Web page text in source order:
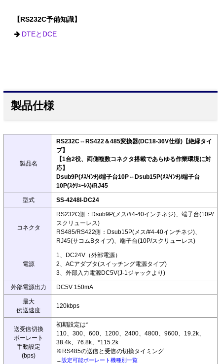
【RS232C予備知識】
DTEとDCE
製品仕様
製品名
RS232C⇔RS422＆485変換器(DC18-36V仕様)【絶縁タイ
プ】
【1台2役、両側複数コネクタ搭載であらゆる作業環境に対
応】
Dsub9P(ﾒｽ/ｲﾝﾁ)/端子台10P⇔Dsub15P(ﾒｽ/ｲﾝﾁ)/端子台
10P(ｽｸﾘｭｰﾚｽ)/RJ45
型式 SS-4248I-DC24
コネクタ
RS232C側：Dsub9P(メス/#4-40インチネジ)、端子台(10P/
スクリューレス)
RS485/RS422側：Dsub15P(メス/#4-40インチネジ)、
RJ45(サコムBタイプ)、端子台(10P/スクリューレス)
電源
1、DC24V（外部電源）
2、ACアダプタ(スイッチング電源タイプ)
3、外部入力電源DC5V(J-1ジャックより)
外部電源出力 DC5V 150mA
最大
伝送速度
120kbps
送受信切換
ボーレート
手動設定
(bps)
初期設定は*
110、300、600、1200、2400、4800、9600、19.2k、
38.4k、76.8k、*115.2k
※RS485の送信と受信の切換タイミング
→設定可能ボーレート機種別一覧